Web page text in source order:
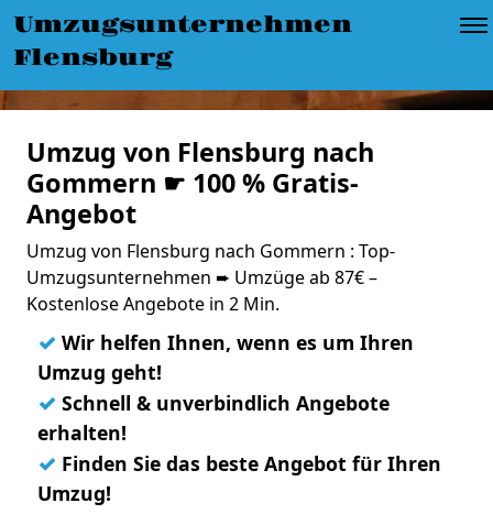
Umzugsunternehmen
Flensburg
Umzug von Flensburg nach
Gommern ☛ 100 % Gratis-
Angebot
Umzug von Flensburg nach Gommern : Top-
Umzugsunternehmen ➨ Umzüge ab 87€ –
Kostenlose Angebote in 2 Min.
✓ Wir helfen Ihnen, wenn es um Ihren
Umzug geht!
✓ Schnell & unverbindlich Angebote
erhalten!
✓ Finden Sie das beste Angebot für Ihren
Umzug!